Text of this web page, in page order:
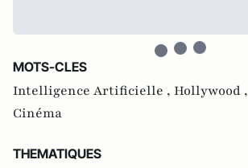
MOTS-CLES
Intelligence Artificielle , Hollywood ,
Cinéma
THEMATIQUES